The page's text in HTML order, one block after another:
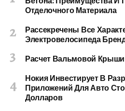
Отделочного Материала
Рассекречены Все
Электровелосипеда
Расчет Вальмовой
Нокия Инвестирует В
Приложений Для Авто
Долларов